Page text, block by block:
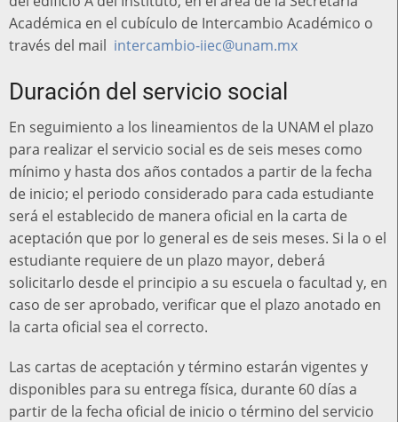
Académica en el cubículo de Intercambio Académico o
través del mail intercambio-iiec@unam.mx
Duración del servicio social
En seguimiento a los lineamientos de la UNAM el plazo
para realizar el servicio social es de seis meses como
mínimo y hasta dos años contados a partir de la fecha
de inicio; el periodo considerado para cada estudiante
será el establecido de manera oficial en la carta de
aceptación que por lo general es de seis meses. Si la o el
estudiante requiere de un plazo mayor, deberá
solicitarlo desde el principio a su escuela o facultad y, en
caso de ser aprobado, verificar que el plazo anotado en
la carta oficial sea el correcto.
Las cartas de aceptación y término estarán vigentes y
disponibles para su entrega física, durante 60 días a
partir de la fecha oficial de inicio o término del servicio